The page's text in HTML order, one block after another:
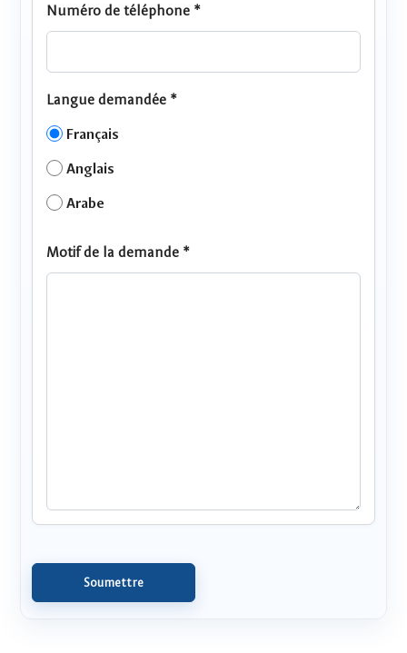
Numéro de téléphone *
Langue demandée *
Français
Anglais
Arabe
Motif de la demande *